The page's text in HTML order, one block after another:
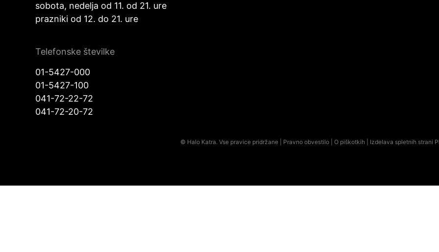
sobota, nedelja od 11. od 21. ure
prazniki od 12. do 21. ure
Telefonske številke
01-5427-000
01-5427-100
041-72-22-72
041-72-20-72
© Halo Katra. Vse pravice pridržane | Pravno obvestilo O piškotkih | Izdelava spletnih strani